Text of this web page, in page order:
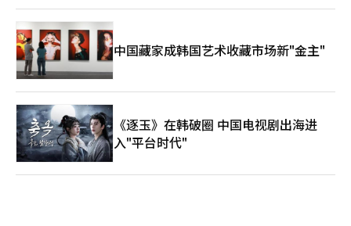
中国藏家成韩国艺术收藏市场新"金主"
《逐玉》在韩破圈 中国电视剧出海进
入"平台时代"